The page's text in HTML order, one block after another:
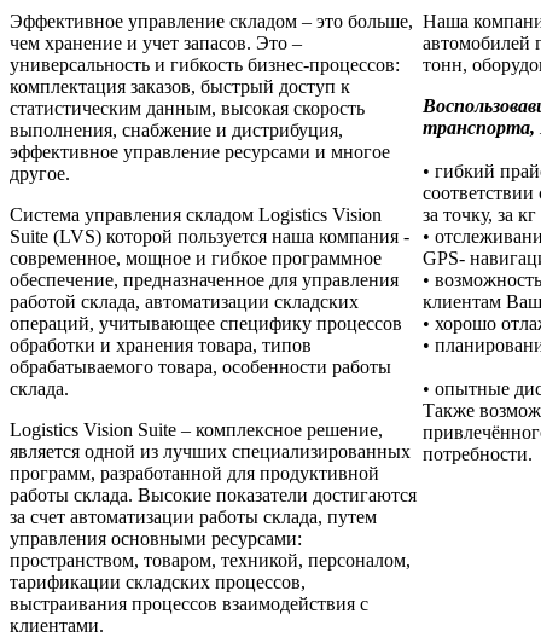
Эффективное управление складом – это больше,
чем хранение и учет запасов. Это –
универсальность и гибкость бизнес-процессов:
комплектация заказов, быстрый доступ к
статистическим данным, высокая скорость
выполнения, снабжение и дистрибуция,
эффективное управление ресурсами и многое
другое.
Система управления складом Logistics Vision
Suite (LVS) которой пользуется наша компания -
современное, мощное и гибкое программное
обеспечение, предназначенное для управления
работой склада, автоматизации складских
операций, учитывающее специфику процессов
обработки и хранения товара, типов
обрабатываемого товара, особенности работы
склада.
Logistics Vision Suite – комплексное решение,
является одной из лучших специализированных
программ, разработанной для продуктивной
работы склада. Высокие показатели достигаются
за счет автоматизации работы склада, путем
управления основными ресурсами:
пространством, товаром, техникой, персоналом,
тарификации складских процессов,
выстраивания процессов взаимодействия с
клиентами.
Наша
автомобилей
тонн,
транспорта,
• гибкий
за точку, за
•
GPS-
•
клиентам
• хорошо
•
• опытные
Также
потребности.